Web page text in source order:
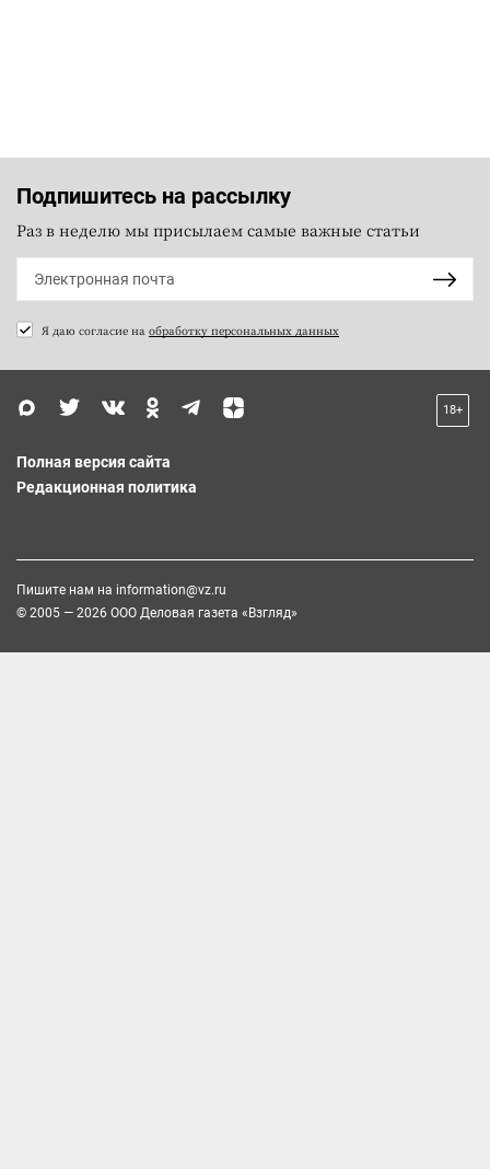
Подпишитесь на рассылку
Раз в неделю мы присылаем самые важные статьи
Я даю согласие на обработку персональных данных
18+
Полная версия сайта
Редакционная политика
Пишите нам на information@vz.ru
© 2005 — 2026 ООО Деловая газета «Взгляд»